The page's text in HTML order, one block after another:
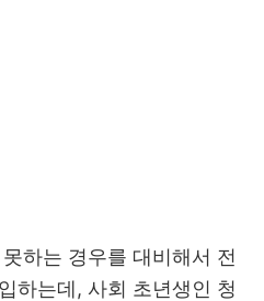
하는 경우를 대비해서 전
하는데, 사회 초년생인 청